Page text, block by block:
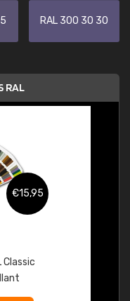
RAL 300 30 30
RAL
€15,95
Classic